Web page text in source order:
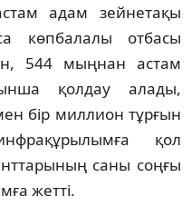
адам зейнетақы
көпбалалы отбасы
544 мыңнан астам
қолдау алады,
бір миллион тұрғын
қол
саны соңғы
жетті.